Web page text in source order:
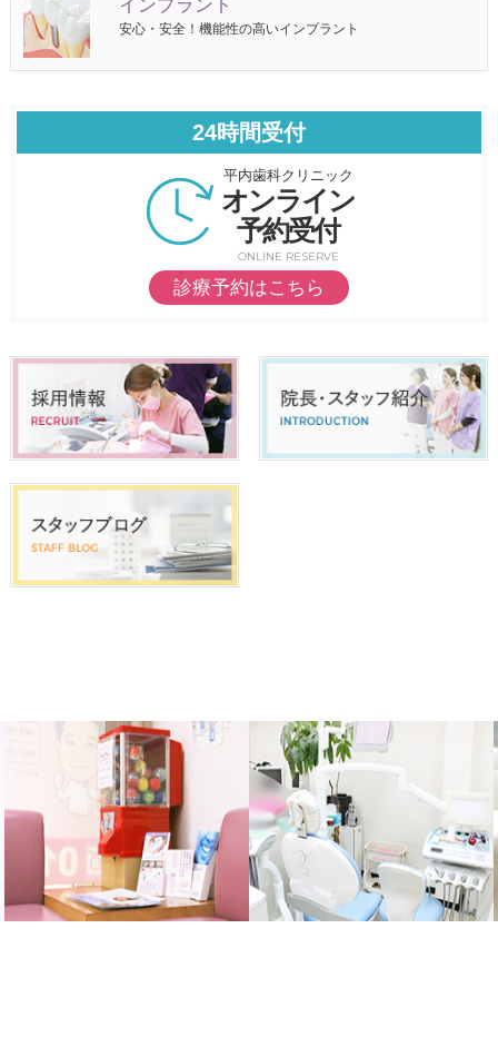
インプラント
安心・安全！機能性の高いインプラント
24時間受付
平内歯科クリニック
オンライン
予約受付
ONLINE RESERVE
診療予約はこちら